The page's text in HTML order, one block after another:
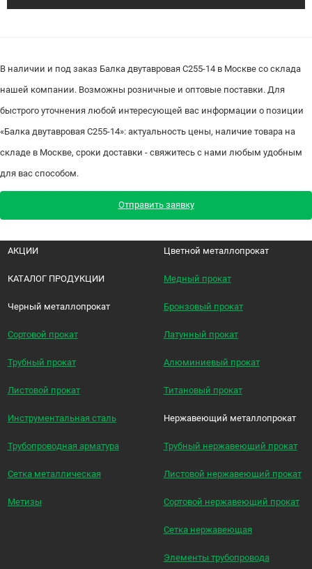
В наличии и под заказ Балка двутавровая С255-14 в Москве со склада
нашей компании. Возможны розничные и оптовые поставки. Для
быстрого уточнения любой интересующей вас информации о позиции
«Балка двутавровая С255-14»: актуальность цены, наличие товара на
складе в Москве, сроки доставки - свяжитесь с нами любым удобным
для вас способом.
Отправить заявку
АКЦИИ
КАТАЛОГ ПРОДУКЦИИ
Черный металлопрокат
Сортовой прокат
Трубный прокат
Листовой прокат
Инструментальная сталь
Трубопроводная арматура
Сетка металлическая
Метизы
Цветной металлопрокат
Медный прокат
Бронзовый прокат
Латунный прокат
Алюминиевый прокат
Титановый прокат
Нержавеющий металлопрокат
Трубный нержавеющий прокат
Листовой нержавеющий прокат
Сортовой нержавеющий прокат
Сетка нержавеющая
Элементы трубопровода